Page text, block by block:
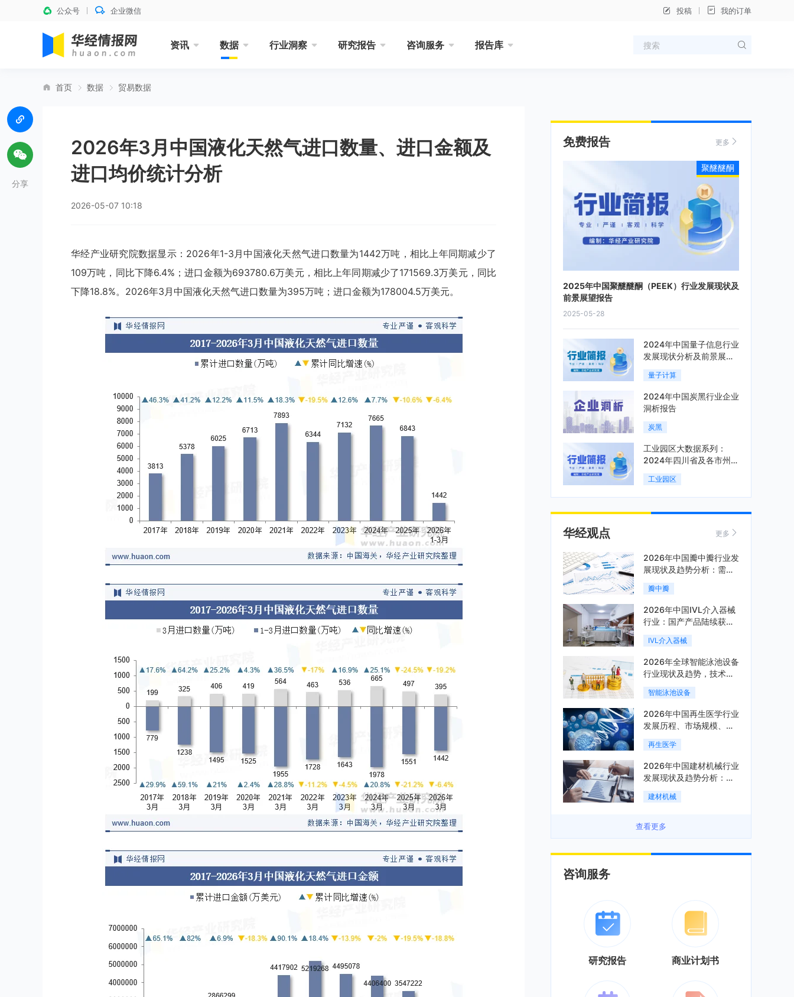
公众号 企业微信 投稿 我的订单
资讯 数据 行业洞察 研究报告 咨询服务 报告库
首页 数据 贸易数据
2026年3月中国液化天然气进口数量、进口金额及
进口均价统计分析
2026-05-07 10:18
华经产业研究院数据显示：2026年1-3月中国液化天然气进口数量为1442万吨，相比上年同期减少了
109万吨，同比下降6.4%；进口金额为693780.6万美元，相比上年同期减少了171569.3万美元，同比
下降18.8%。2026年3月中国液化天然气进口数量为395万吨；进口金额为178004.5万美元。
分享
免费报告 更多
2025年中国聚醚醚酮（PEEK）行业发展现状及
前景展望报告
2025-05-28
聚醚醚酮
2024年中国量子信息行业
发展现状分析及前景展望
报告
量子计算
2024年中国炭黑行业企业
洞析报告
炭黑
工业园区大数据系列：
2024年四川省及各市州工
业园区全景洞析报告
工业园区
华经观点 更多
2026年中国瓣中瓣行业发
展现状及趋势分析：需求
可持续释放，市场发展前
景良好「图」
瓣中瓣
2026年中国IVL介入器械
行业：国产产品陆续获
批，市场将进入持续高增
长阶段「图」
IVL介入器械
2026年全球智能泳池设备
行业现状及趋势，技术端
朝着系统集成、绿色节能
方向迭代「图」
智能泳池设备
2026年中国再生医学行业
发展历程、市场规模、相
关政策、产业链、竞争格
局及发展潜力分析「图」
再生医学
2026年中国建材机械行业
发展现状及趋势分析：企
业加速向“装备+系统+服
务”综合服务商转型「图」
建材机械
查看更多
咨询服务
研究报告 商业计划书